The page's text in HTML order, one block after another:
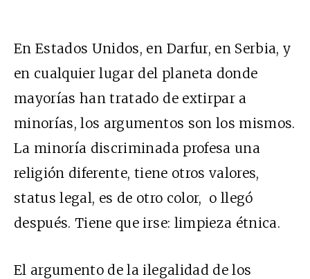
En Estados Unidos, en Darfur, en Serbia, y
en cualquier lugar del planeta donde
mayorías han tratado de extirpar a
minorías, los argumentos son los mismos.
La minoría discriminada profesa una
religión diferente, tiene otros valores,
status legal, es de otro color, o llegó
después. Tiene que irse: limpieza étnica.
El argumento de la ilegalidad de los